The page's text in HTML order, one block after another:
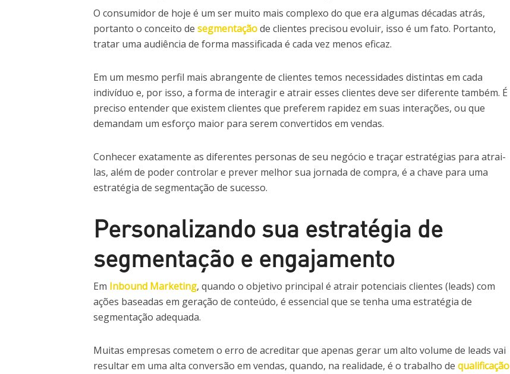
O consumidor de hoje é um ser muito mais complexo do que era algumas décadas atrás,
portanto o conceito de segmentaçãode clientes precisou evoluir, isso é um fato. Portanto,
tratar uma audiência de forma massificada é cada vez menos eficaz.
Em um mesmo perfil mais abrangente de clientes temos necessidades distintas em cada
indivíduo e, por isso, a forma de interagir e atrair esses clientes deve ser diferente também. É
preciso entender que existem clientes que preferem rapidez em suas interações, ou que
demandam um esforço maior para serem convertidos em vendas.
Conhecer exatamente as diferentes personas de seu negócio e traçar estratégias para atrai-
las, além de poder controlar e prever melhor sua jornada de compra, é a chave para uma
estratégia de segmentação de sucesso.
Personalizando sua estratégia de
segmentação e engajamento
Em Inbound Marketing, quando o objetivo principal é atrair potenciais clientes (leads) com
ações baseadas em geração de conteúdo, é essencial que se tenha uma estratégia de
segmentação adequada.
Muitas empresas cometem o erro de acreditar que apenas gerar um alto volume de leads vai
resultar em uma alta conversão em vendas, quando, na realidade, é o trabalho de qualificação